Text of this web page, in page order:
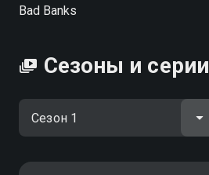
Bad Banks
Сезоны и серии